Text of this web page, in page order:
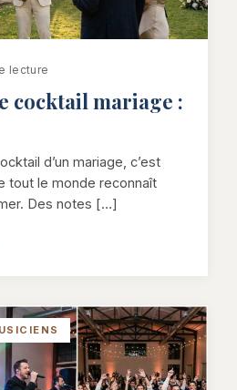
lecture
cocktail mariage :
d’un mariage, c’est
tout le monde reconnaît
Des notes […]